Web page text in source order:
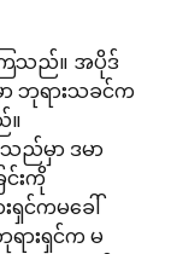
ြသည်။ အပိုဒ်
ဘုရားသခင်က
ည်မှာ ဒမာ
းကို
ကမခေါ်
ားရှင်က မ